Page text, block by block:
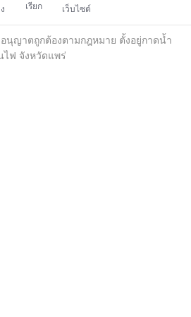
เรียก เว็บไซต์
นุญาตถูกต้องตามกฎหมาย ตั้งอยู่กาดน้ำ
ฟ จังหวัดแพร่